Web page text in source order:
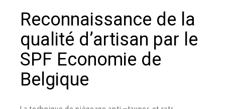
Reconnaissance de la
qualité d’artisan par le
SPF Economie de
Belgique